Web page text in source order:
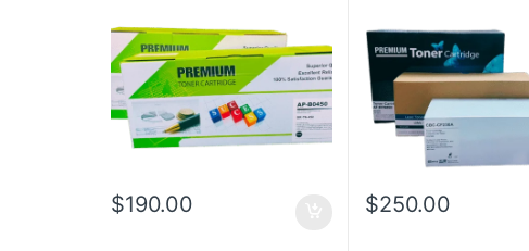
$190.00 $250.00